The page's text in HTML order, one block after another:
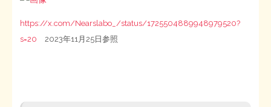
https://x.com/Nearslabo_/status/1725504889948979520?
s=20 2023年11月25日参照